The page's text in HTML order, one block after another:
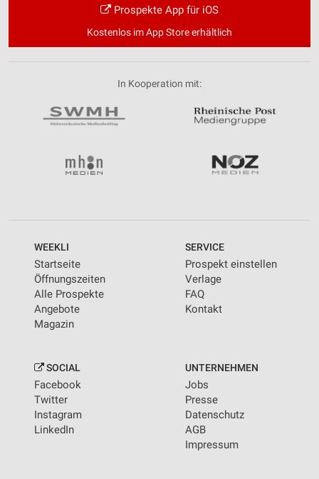
Prospekte App für iOS
Kostenlos im App Store erhältlich
In Kooperation mit:
WEEKLI
Startseite
Öffnungszeiten
Alle Prospekte
Angebote
Magazin
SERVICE
Prospekt einstellen
Verlage
FAQ
Kontakt
SOCIAL
Facebook
Twitter
Instagram
LinkedIn
UNTERNEHMEN
Jobs
Presse
Datenschutz
AGB
Impressum